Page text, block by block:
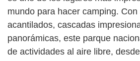
mundo para hacer camping.
acantilados, cascadas
panorámicas, este parque
de actividades al aire libre,